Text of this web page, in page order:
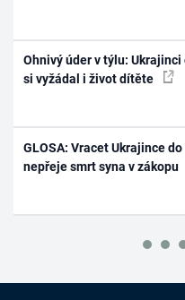
Ohnivý úder v týlu:
si vyžádal i život dítěte
GLOSA: Vracet Ukrajince
nepřeje smrt syna v zákopu